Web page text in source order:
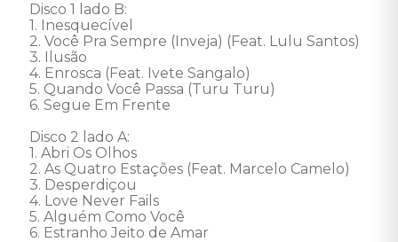
Disco 1 lado B:
1. Inesquecível
2. Você Pra Sempre (Inveja) (Feat. Lulu Santos)
3. Ilusão
4. Enrosca (Feat. Ivete Sangalo)
5. Quando Você Passa (Turu Turu)
6. Segue Em Frente
Disco 2 lado A:
1. Abri Os Olhos
2. As Quatro Estações (Feat. Marcelo Camelo)
3. Desperdiçou
4. Love Never Fails
5. Alguém Como Você
6. Estranho Jeito de Amar